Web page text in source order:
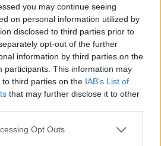
you may continue seeing
on personal information utilized by
disclosed to third parties prior to
opt-out of the further
information by third parties on the
participants. This information may
third parties on the IAB’s List of
that may further disclose it to other
app uses one or more Google
Opt Outs
az Épülés Könyvtára tudós
egyesített erőit vezeti
erődje, a
Egy másik küldetés
olyan múltba,
felejtene. Szerintem: Salvatore